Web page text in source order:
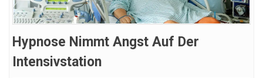
Hypnose Nimmt Angst Auf Der
Intensivstation